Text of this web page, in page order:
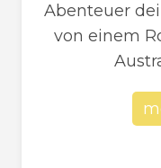
Abenteuer
von einem